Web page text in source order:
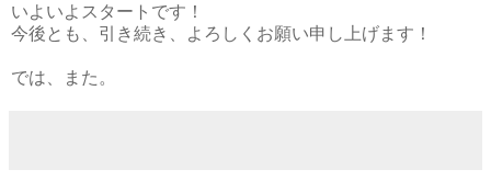
いよいよスタートです！
今後とも、引き続き、よろしくお願い申し上げます！
では、また。